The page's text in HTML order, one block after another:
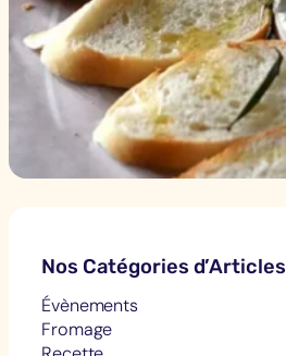
Nos Catégories d’Articles
Évènements
Fromage